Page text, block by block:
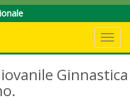
Ginnastica